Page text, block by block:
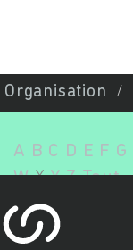
Organisation
A B C D E F G
W X Y Z Tout